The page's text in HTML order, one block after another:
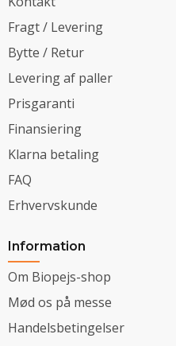
Fragt / Levering
Bytte / Retur
Levering af paller
Prisgaranti
Finansiering
Klarna betaling
FAQ
Erhvervskunde
Information
Om Biopejs-shop
Mød os på messe
Handelsbetingelser